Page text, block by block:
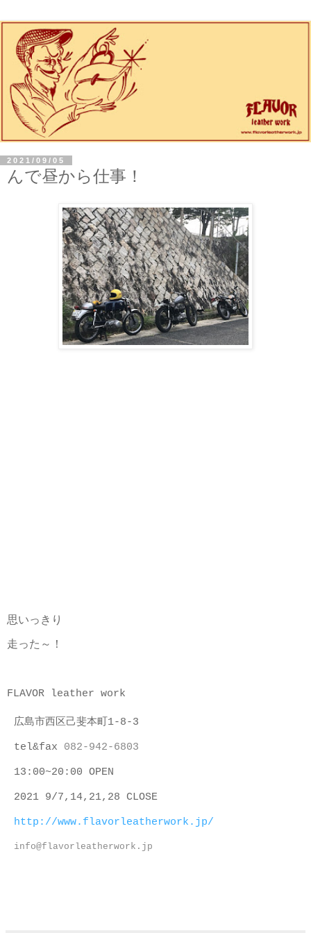
2021/09/05
んで昼から仕事！
思いっきり
走った～！
FLAVOR leather work
広島市西区己斐本町1-8-3
tel&fax 082-942-6803
13:00~20:00 OPEN
2021 9/7,14,21,28 CLOSE
http://www.flavorleatherwork.jp/
info@flavorleatherwork.jp